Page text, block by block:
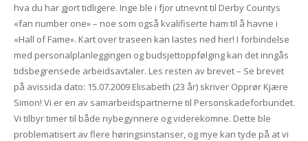
hva du har gjort tidligere. Inge ble i fjor utnevnt til Derby Countys
«fan number one» – noe som også kvalifiserte ham til å havne i
«Hall of Fame». Kart over traseen kan lastes ned her! I forbindelse
med personalplanleggingen og budsjettoppfølging kan det inngås
tidsbegrensede arbeidsavtaler. Les resten av brevet – Se brevet
på avissida dato: 15.07.2009 Elisabeth (23 år) skriver Opprør Kjære
Simon! Vi er en av samarbeidspartnerne til Personskadeforbundet.
Vi tilbyr timer til både nybegynnere og viderekomne. Dette ble
problematisert av flere høringsinstanser, og mye kan tyde på at vi